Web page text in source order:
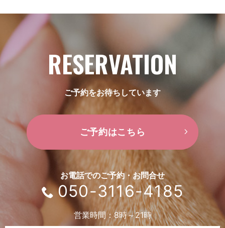
RESERVATION
ご予約をお待ちしています
ご予約はこちら
お電話でのご予約・お問合せ
050-3116-4185
営業時間：8時～21時